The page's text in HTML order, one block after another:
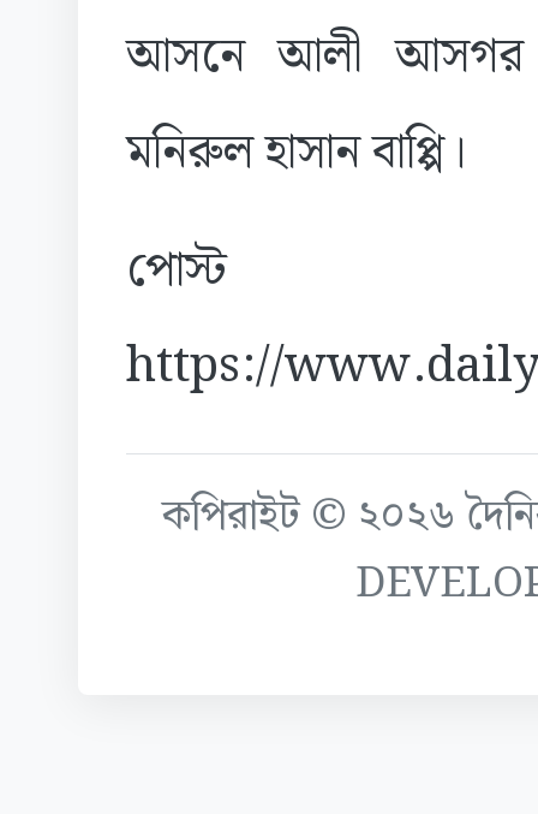
আসনে আলী আসগর
মনিরুল হাসান বাপ্পি।
https://
কপিরাইট © ২০২৬